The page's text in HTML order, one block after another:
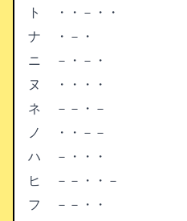
ト
・・－・・
ナ
・－・
ニ
－・－・
ヌ
・・・・
ネ
－－・－
ノ
・・－－
ハ
－・・・
ヒ
－－・・－
フ
－－・・